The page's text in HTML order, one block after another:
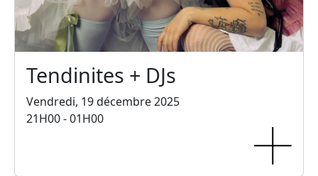
Tendinites + DJs
Vendredi, 19 décembre 2025
21H00 - 01H00